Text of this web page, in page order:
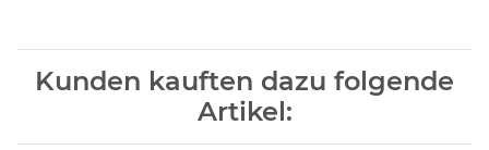
Kunden kauften dazu folgende
Artikel: